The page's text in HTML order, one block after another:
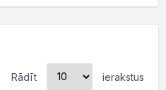
Rādīt ierakstus